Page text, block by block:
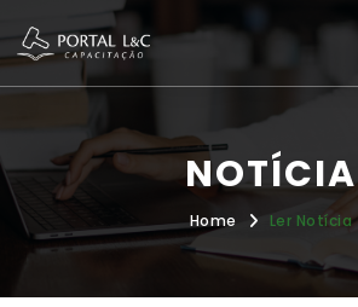
NOTÍCIA
Home Ler Notícia